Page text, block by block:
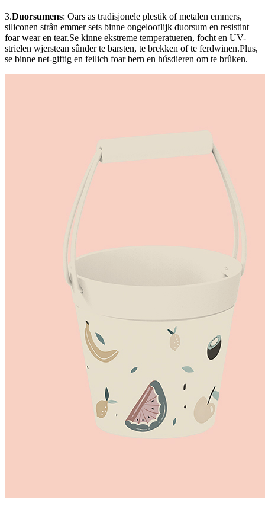
3.Duorsumens: Oars as tradisjonele plestik of metalen emmers,
siliconen strân emmer sets binne ongelooflijk duorsum en resistint
foar wear en tear.Se kinne ekstreme temperatueren, focht en UV-
strielen wjerstean sûnder te barsten, te brekken of te ferdwinen.Plus,
se binne net-giftig en feilich foar bern en húsdieren om te brûken.